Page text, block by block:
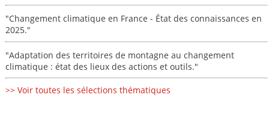
"Changement climatique en France - État des connaissances en
2025."
"Adaptation des territoires de montagne au changement
climatique : état des lieux des actions et outils."
>> Voir toutes les sélections thématiques